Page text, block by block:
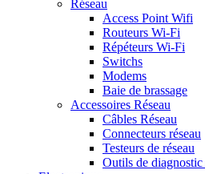
Réseau
Access Point Wifi
Routeurs Wi-Fi
Répéteurs Wi-Fi
Switchs
Modems
Baie de brassage
Accessoires Réseau
Câbles Réseau
Connecteurs réseau
Testeurs de réseau
Outils de diagnostic